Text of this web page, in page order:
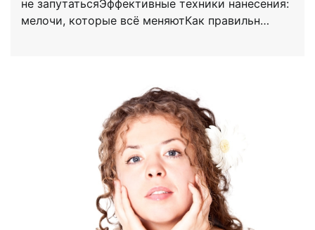
не запутатьсяЭффективные техники нанесения:
мелочи, которые всё меняютКак правильн…